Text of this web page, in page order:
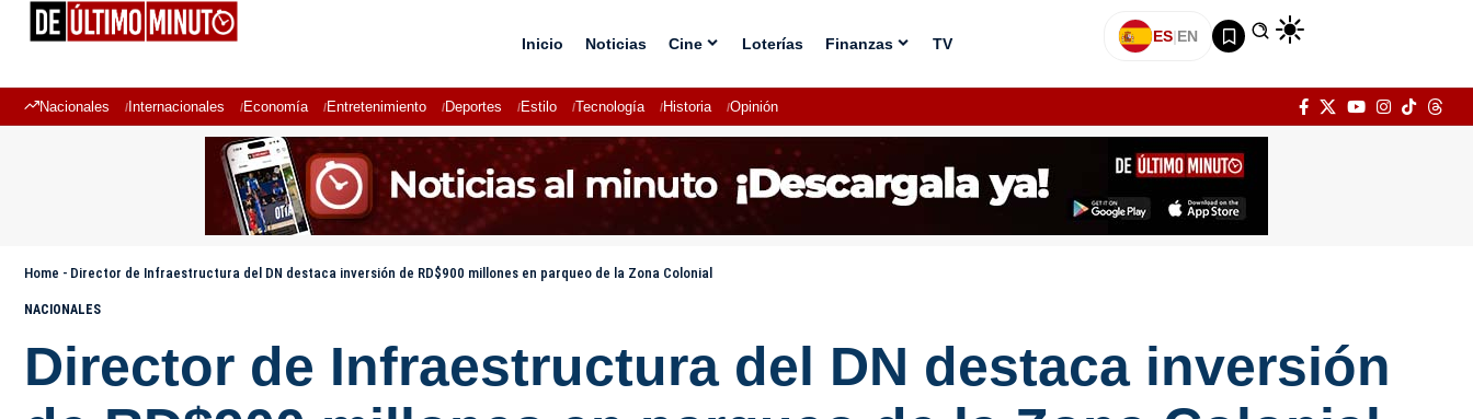
Inicio Noticias Cine Loterías Finanzas TV ES|EN
Nacionales Internacionales Economía Entretenimiento Deportes Estilo Tecnología Historia Opinión
Home - Director de Infraestructura del DN destaca inversión de RD$900 millones en parqueo de la Zona Colonial
NACIONALES
Director de Infraestructura del DN destaca inversión